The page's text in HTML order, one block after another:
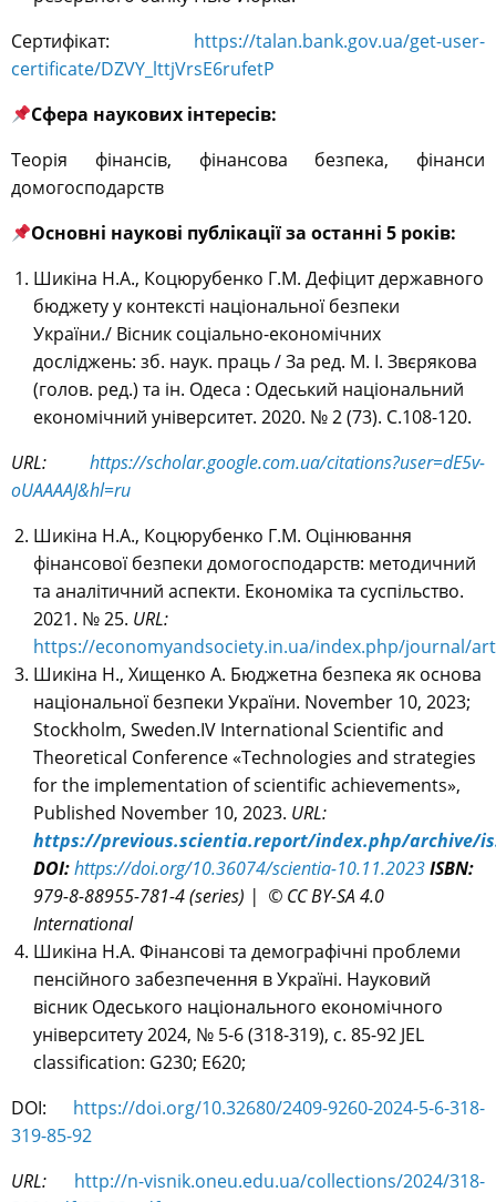
Сертифікат: https://talan.bank.gov.ua/get-user-
certificate/DZVY_lttjVrsE6rufetP
Сфера наукових інтересів:
Теорія фінансів, фінансова безпека, фінанси
домогосподарств
Основні наукові публікації за останні 5 років:
Шикіна Н.А., Коцюрубенко Г.М. Дефіцит державного
бюджету у контексті національної безпеки
України./ Вісник соціально-економічних
досліджень: зб. наук. праць / За ред. М. І. Звєрякова
(голов. ред.) та ін. Одеса : Одеський національний
економічний університет. 2020. № 2 (73). С.108-120.
URL: https://scholar.google.com.ua/citations?user=dE5v-
oUAAAAJ&hl=ru
Шикіна Н.А., Коцюрубенко Г.М. Оцінювання
фінансової безпеки домогосподарств: методичний
та аналітичний аспекти. Економіка та суспільство.
2021. № 25. URL:
https://economyandsociety.in.ua/index.php/journal/
Шикіна Н., Хищенко А. Бюджетна безпека як основа
національної безпеки України. November 10, 2023;
Stockholm, Sweden.IV International Scientific and
Theoretical Conference «Technologies and strategies
for the implementation of scientific achievements»,
Published November 10, 2023. URL:
https://previous.scientia.report/index.php/archive/
DOI:https://doi.org/10.36074/scientia-10.11.2023ISBN:
979-8-88955-781-4 (series) | © CC BY-SA 4.0
International
Шикіна Н.А. Фінансові та демографічні проблеми
пенсійного забезпечення в Україні. Науковий
вісник Одеського національного економічного
університету 2024, № 5-6 (318-319), c. 85-92 JEL
classification: G230; E620;
DOI: https://doi.org/10.32680/2409-9260-2024-5-6-318-
319-85-92
URL:
http://n-visnik.oneu.edu.ua/collections/2024/318-